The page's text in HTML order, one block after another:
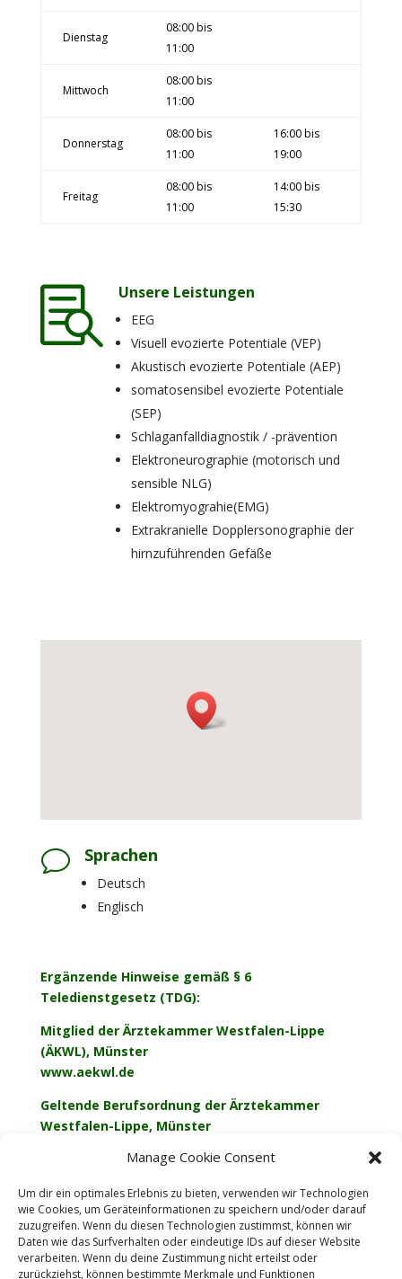
Manage Cookie Consent
Um dir ein optimales Erlebnis zu bieten, verwenden wir Technologien
wie Cookies, um Geräteinformationen zu speichern und/oder darauf
zuzugreifen. Wenn du diesen Technologien zustimmst, können wir
Daten wie das Surfverhalten oder eindeutige IDs auf dieser Website
verarbeiten. Wenn du deine Zustimmung nicht erteilst oder
zurückziehst, können bestimmte Merkmale und Funktionen
Dienstag
08:00 bis
11:00
Mittwoch
08:00 bis
11:00
Donnerstag
08:00 bis
11:00
16:00 bis
19:00
Freitag
08:00 bis
11:00
14:00 bis
15:30
 Unsere Leistungen
EEG
Visuell evozierte Potentiale (VEP)
Akustisch evozierte Potentiale (AEP)
somatosensibel evozierte Potentiale
(SEP)
Schlaganfalldiagnostik / -prävention
Elektroneurographie (motorisch und
sensible NLG)
Elektromyograhie(EMG)
Extrakranielle Dopplersonographie der
hirnzuführenden Gefäße
v Sprachen
Deutsch
Englisch
Ergänzende Hinweise gemäß § 6
Teledienstgesetz (TDG):
Mitglied der Ärztekammer Westfalen-Lippe
(ÄKWL), Münster
www.aekwl.de
Geltende Berufsordnung der Ärztekammer
Westfalen-Lippe, Münster
Kassenärztliche Vereinigung Westfalen-Lippe
(KVWL), Dortmund
www.kvwl.de
Die Berufsbezeichnung Arzt wurde in